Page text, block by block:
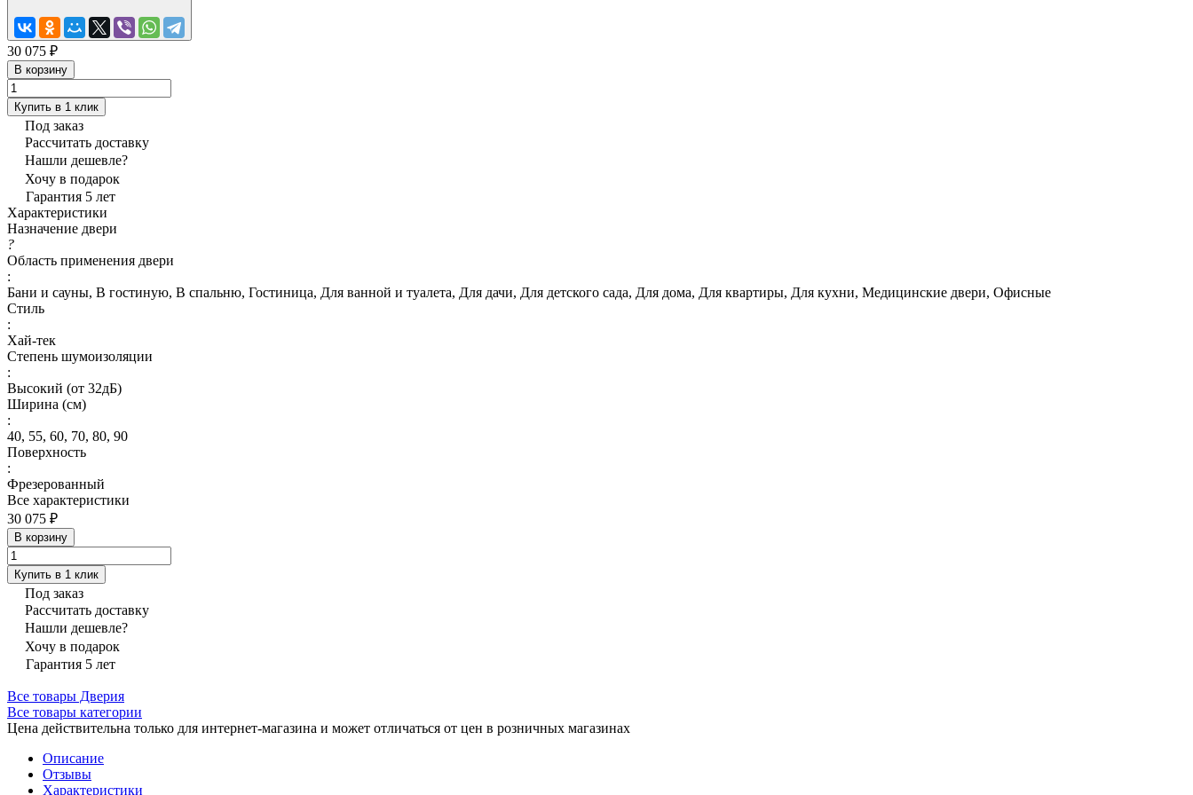
30 075 ₽
В корзину
Купить в 1 клик
Под заказ
Рассчитать доставку
Нашли дешевле?
Хочу в подарок
Гарантия 5 лет
Характеристики
Назначение двери
?
Область применения двери
:
Бани и сауны, В гостиную, В спальню, Гостиница, Для ванной и туалета, Для дачи, Для детского сада, Для дома, Для квартиры, Для кухни, Медицинские двери, Офисные
Стиль
:
Хай-тек
Степень шумоизоляции
:
Высокий (от 32дБ)
Ширина (см)
:
40, 55, 60, 70, 80, 90
Поверхность
:
Фрезерованный
Все характеристики
30 075 ₽
В корзину
Купить в 1 клик
Под заказ
Рассчитать доставку
Нашли дешевле?
Хочу в подарок
Гарантия 5 лет
Все товары Дверия
Все товары категории
Цена действительна только для интернет-магазина и может отличаться от цен в розничных магазинах
Описание
Отзывы
Характеристики